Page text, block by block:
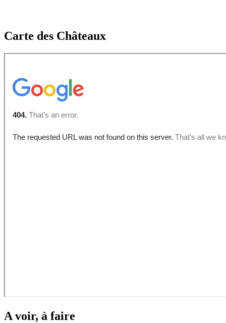
Carte des Châteaux
A voir, à faire